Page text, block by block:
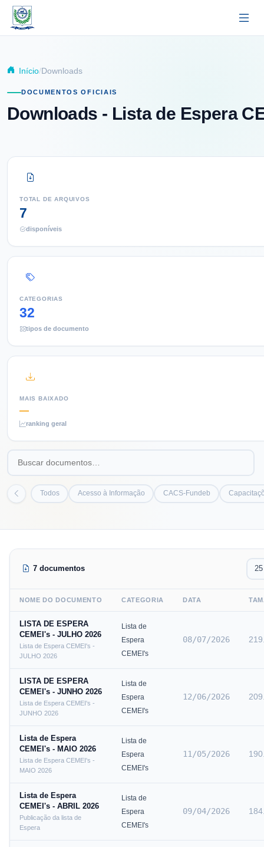
Pular para o conteúdo principal
Início Downloads
DOCUMENTOS OFICIAIS
Downloads - Lista de Espera
TOTAL DE ARQUIVOS
7
disponíveis
CATEGORIAS
32
tipos de documento
MAIS BAIXADO
—
ranking geral
Todos Acesso à Informação CACS-Fundeb
7 documentos
NOME DO DOCUMENTO CATEGORIA DATA
LISTA DE ESPERA
CEMEI's - JULHO 2026
Lista de Espera CEMEI's -
JULHO 2026
Lista de
Espera
CEMEI's
08/07/2026
LISTA DE ESPERA
CEMEI's - JUNHO 2026
Lista de Espera CEMEI's -
JUNHO 2026
Lista de
Espera
CEMEI's
12/06/2026
Lista de Espera
CEMEI's - MAIO 2026
Lista de Espera CEMEI's -
MAIO 2026
Lista de
Espera
CEMEI's
11/05/2026
Lista de Espera
CEMEI's - ABRIL 2026
Publicação da lista de
Espera
Lista de
Espera
CEMEI's
09/04/2026